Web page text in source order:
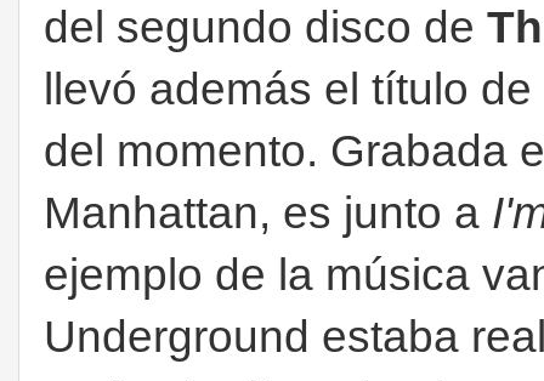
del segundo disco de
llevó además el título
del momento. Grabada
Manhattan, es junto a
ejemplo de la música
Underground estaba